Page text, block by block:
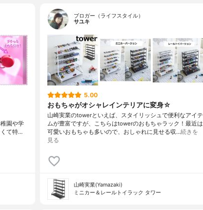
園や学
くて特…
ブロガー（ライフスタイル）
サユキ
5.00
おもちゃがオシャレインテリアに変身☆
山崎実業のtowerといえば、スタイリッシュで便利なアイテ
ムが豊富ですが、こちらはtowerのおもちゃラック！最近は
可愛いおもちゃも多いので、おしゃれに見せる収…続きを
見る
山崎実業(Yamazaki)
ミニカー＆レールトイラック タワー